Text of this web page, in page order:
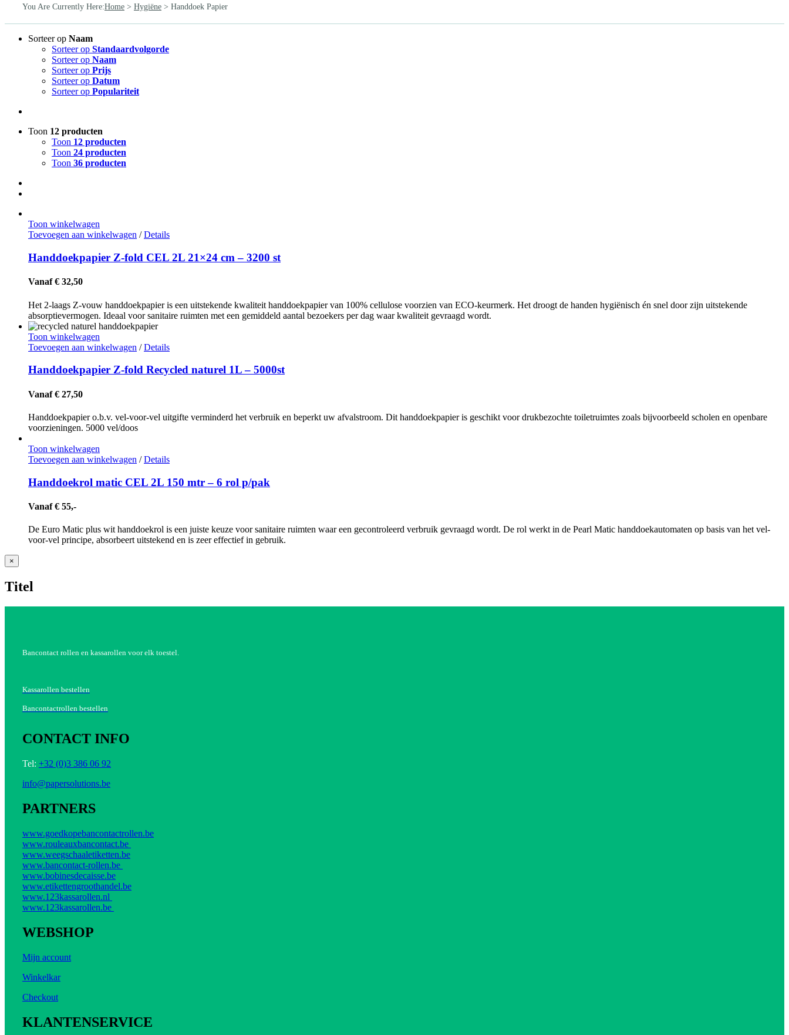
You Are Currently Here:Home > Hygiëne > Handdoek Papier
Sorteer op Naam
Sorteer op Standaardvolgorde
Sorteer op Naam
Sorteer op Prijs
Sorteer op Datum
Sorteer op Populariteit
Toon 12 producten
Toon 12 producten
Toon 24 producten
Toon 36 producten
Toon winkelwagen
Toevoegen aan winkelwagen / Details
Handdoekpapier Z-fold CEL 2L 21×24 cm – 3200 st
Vanaf € 32,50
Het 2-laags Z-vouw handdoekpapier is een uitstekende kwaliteit handdoekpapier van 100% cellulose voorzien van ECO-keurmerk. Het droogt de handen hygiënisch én snel door zijn uitstekende
absorptievermogen. Ideaal voor sanitaire ruimten met een gemiddeld aantal bezoekers per dag waar kwaliteit gevraagd wordt.
Toon winkelwagen
Toevoegen aan winkelwagen / Details
Handdoekpapier Z-fold Recycled naturel 1L – 5000st
Vanaf € 27,50
Handdoekpapier o.b.v. vel-voor-vel uitgifte verminderd het verbruik en beperkt uw afvalstroom. Dit handdoekpapier is geschikt voor drukbezochte toiletruimtes zoals bijvoorbeeld scholen en openbare
voorzieningen. 5000 vel/doos
Toon winkelwagen
Toevoegen aan winkelwagen / Details
Handdoekrol matic CEL 2L 150 mtr – 6 rol p/pak
Vanaf € 55,-
De Euro Matic plus wit handdoekrol is een juiste keuze voor sanitaire ruimten waar een gecontroleerd verbruik gevraagd wordt. De rol werkt in de Pearl Matic handdoekautomaten op basis van het vel-
voor-vel principe, absorbeert uitstekend en is zeer effectief in gebruik.
Close
product
view
×
Titel
Bancontact rollen en kassarollen voor elk toestel.
Kassarollen bestellen
Bancontactrollen bestellen
CONTACT INFO
Tel: +32 (0)3 386 06 92
info@papersolutions.be
PARTNERS
www.goedkopebancontactrollen.be
www.rouleauxbancontact.be
www.weegschaaletiketten.be
www.bancontact-rollen.be
www.bobinesdecaisse.be
www.etikettengroothandel.be
www.123kassarollen.nl
www.123kassarollen.be
WEBSHOP
Mijn account
Winkelkar
Checkout
KLANTENSERVICE